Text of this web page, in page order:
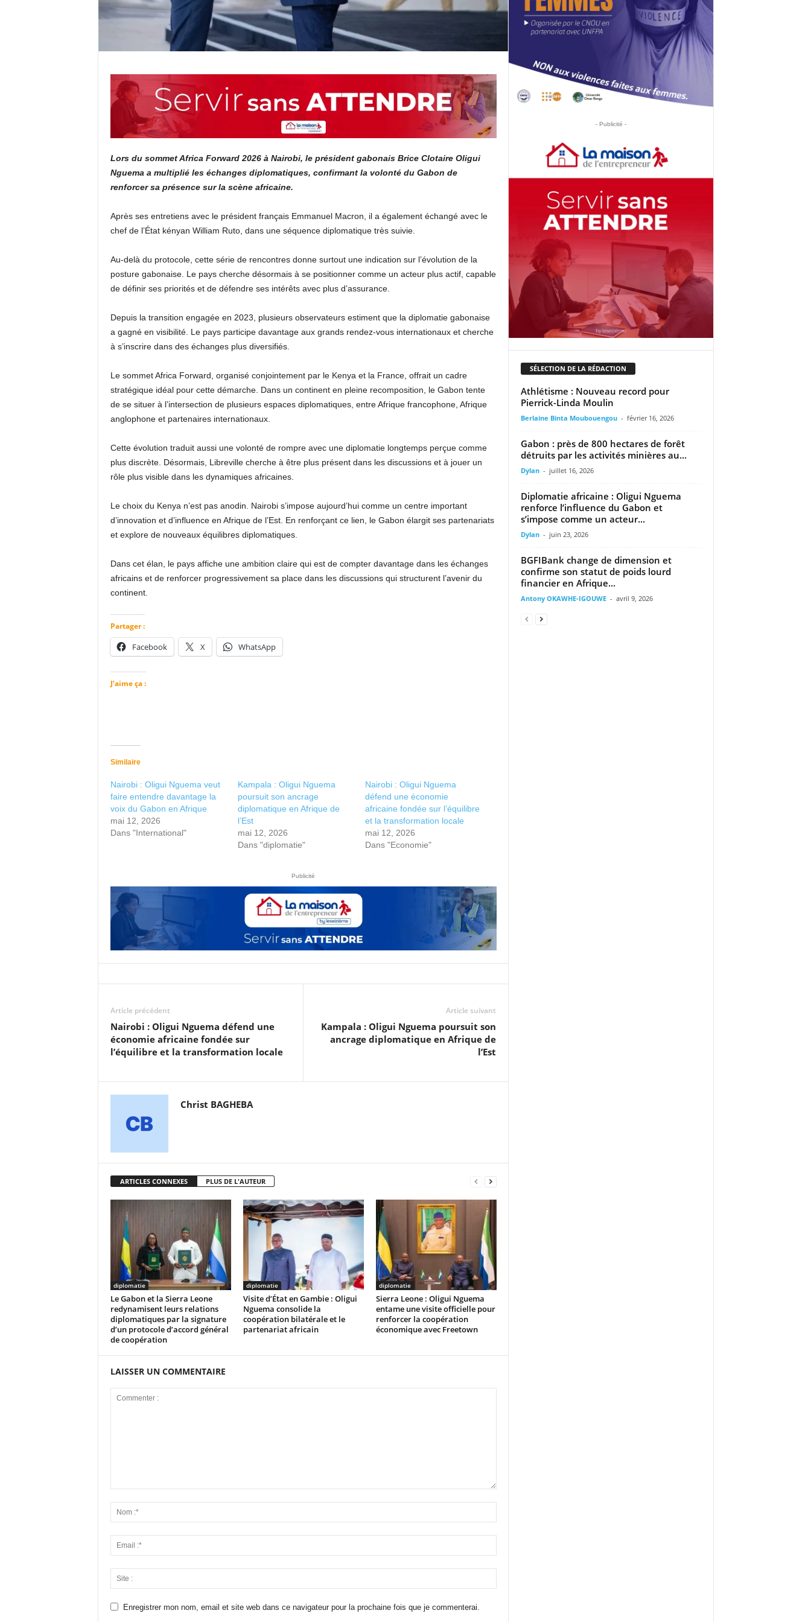
Lors du sommet Africa Forward 2026 à Nairobi, le président gabonais Brice Clotaire Oligui
Nguema a multiplié les échanges diplomatiques, confirmant la volonté du Gabon de
renforcer sa présence sur la scène africaine.
Après ses entretiens avec le président français Emmanuel Macron, il a également échangé avec le
chef de l’État kényan William Ruto, dans une séquence diplomatique très suivie.
Au-delà du protocole, cette série de rencontres donne surtout une indication sur l’évolution de la
posture gabonaise. Le pays cherche désormais à se positionner comme un acteur plus actif, capable
de définir ses priorités et de défendre ses intérêts avec plus d’assurance.
Depuis la transition engagée en 2023, plusieurs observateurs estiment que la diplomatie gabonaise
a gagné en visibilité. Le pays participe davantage aux grands rendez-vous internationaux et cherche
à s’inscrire dans des échanges plus diversifiés.
Le sommet Africa Forward, organisé conjointement par le Kenya et la France, offrait un cadre
stratégique idéal pour cette démarche. Dans un continent en pleine recomposition, le Gabon tente
de se situer à l’intersection de plusieurs espaces diplomatiques, entre Afrique francophone, Afrique
anglophone et partenaires internationaux.
Cette évolution traduit aussi une volonté de rompre avec une diplomatie longtemps perçue comme
plus discrète. Désormais, Libreville cherche à être plus présent dans les discussions et à jouer un
rôle plus visible dans les dynamiques africaines.
Le choix du Kenya n’est pas anodin. Nairobi s’impose aujourd’hui comme un centre important
d’innovation et d’influence en Afrique de l’Est. En renforçant ce lien, le Gabon élargit ses partenariats
et explore de nouveaux équilibres diplomatiques.
Dans cet élan, le pays affiche une ambition claire qui est de compter davantage dans les échanges
africains et de renforcer progressivement sa place dans les discussions qui structurent l’avenir du
continent.
Partager :
Facebook X WhatsApp
J’aime ça :
Similaire
Nairobi : Oligui Nguema veut
faire entendre davantage la
voix du Gabon en Afrique
mai 12, 2026
Dans "International"
Kampala : Oligui Nguema
poursuit son ancrage
diplomatique en Afrique de
l’Est
mai 12, 2026
Dans "diplomatie"
Nairobi : Oligui Nguema
défend une économie
africaine fondée sur l’équilibre
et la transformation locale
mai 12, 2026
Dans "Economie"
Publicité
Article précédent
Nairobi : Oligui Nguema défend une
économie africaine fondée sur
l’équilibre et la transformation locale
Article suivant
Kampala : Oligui Nguema poursuit son
ancrage diplomatique en Afrique de
l’Est
Christ BAGHEBA
ARTICLES CONNEXES PLUS DE L'AUTEUR
diplomatie
Le Gabon et la Sierra Leone
redynamisent leurs relations
diplomatiques par la signature
d’un protocole d’accord général
de coopération
diplomatie
Visite d’État en Gambie : Oligui
Nguema consolide la
coopération bilatérale et le
partenariat africain
diplomatie
Sierra Leone : Oligui Nguema
entame une visite officielle pour
renforcer la coopération
économique avec Freetown
LAISSER UN COMMENTAIRE
Enregistrer mon nom, email et site web dans ce navigateur pour la prochaine fois que je commenterai.
- Publicité -
SÉLECTION DE LA RÉDACTION
Athlétisme : Nouveau record pour
Pierrick-Linda Moulin
Berlaine Binta Moubouengou - février 16, 2026
Gabon : près de 800 hectares de forêt
détruits par les activités minières au...
Dylan - juillet 16, 2026
Diplomatie africaine : Oligui Nguema
renforce l’influence du Gabon et
s’impose comme un acteur...
Dylan - juin 23, 2026
BGFIBank change de dimension et
confirme son statut de poids lourd
financier en Afrique...
Antony OKAWHE-IGOUWE - avril 9, 2026